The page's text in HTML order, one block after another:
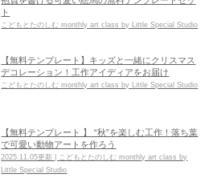
ト
こどもとたのしむ monthly art class by Little Special Studio
【無料テンプレート】キッズと一緒にクリスマス
デコレーション！工作アイディアをお届け
こどもとたのしむ monthly art class by Little Special Studio
【無料テンプレート 】 “秋”を楽しむ工作！落ち葉
で可愛い動物アートを作ろう
2025.11.05更新 | こどもとたのしむ monthly art class by
Little Special Studio